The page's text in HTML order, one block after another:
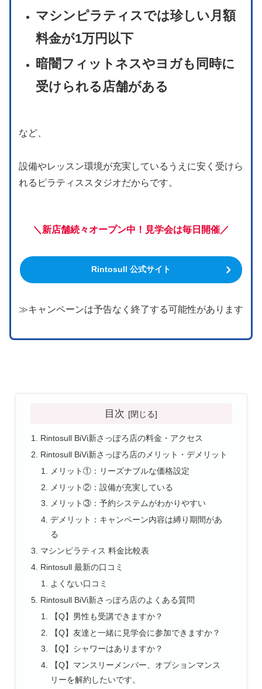
マシンピラティスでは珍しい月額
料金が1万円以下
暗闇フィットネスやヨガも同時に
受けられる店舗がある
など、
設備やレッスン環境が充実しているうえに安く受けら
れるピラティススタジオだからです。
＼新店舗続々オープン中！見学会は毎日開催／
Rintosull 公式サイト
≫キャンペーンは予告なく終了する可能性があります
目次
Rintosull BiVi新さっぽろ店の料金・アクセス
Rintosull BiVi新さっぽろ店のメリット・デメリット
メリット①：リーズナブルな価格設定
メリット②：設備が充実している
メリット③：予約システムがわかりやすい
デメリット：キャンペーン内容は縛り期間があ
る
マシンピラティス 料金比較表
Rintosull 最新の口コミ
よくない口コミ
Rintosull BiVi新さっぽろ店のよくある質問
【Q】男性も受講できますか？
【Q】友達と一緒に見学会に参加できますか？
【Q】シャワーはありますか？
【Q】マンスリーメンバー、オプションマンス
リーを解約したいです。